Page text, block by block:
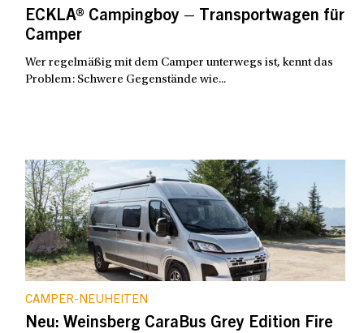
ECKLA® Campingboy – Transportwagen für
Camper
Wer regelmäßig mit dem Camper unterwegs ist, kennt das
Problem: Schwere Gegenstände wie...
CAMPER-NEUHEITEN
Neu: Weinsberg CaraBus Grey Edition Fire